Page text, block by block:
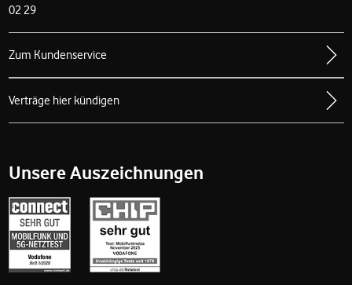
02 29
Zum Kundenservice
Verträge hier kündigen
Unsere Auszeichnungen